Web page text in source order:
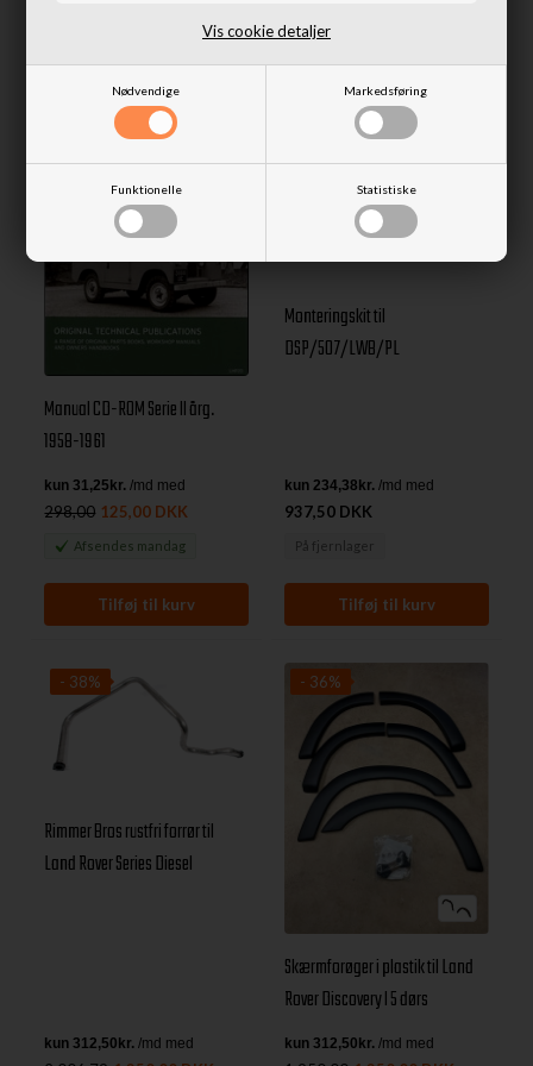
Nødvendige Markedsføring
Funktionelle Statistiske
Vis cookie detaljer
Manual CD-ROM Serie II årg.
1958-1961
298,00 125,00 DKK
Afsendes mandag
Monteringskit til
DSP/507/LWB/PL
937,50 DKK
På fjernlager
- 38%
Rimmer Bros rustfri forrør til
Land Rover Series Diesel
- 36%
Skærmforøger i plastik til Land
Rover Discovery I 5 dørs